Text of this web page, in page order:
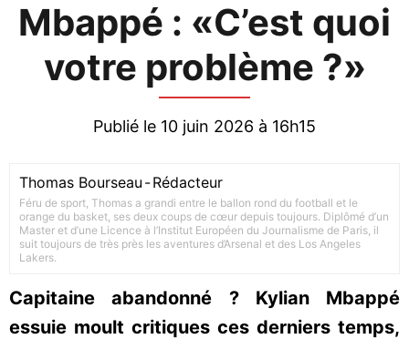
Mbappé : «C’est quoi
votre problème ?»
Publié le 10 juin 2026 à 16h15
Thomas Bourseau -Rédacteur
Féru de sport, Thomas a grandi entre le ballon rond du football et le
orange du basket, ses deux coups de cœur depuis toujours. Diplômé d’un
Master et d’une Licence à l’Institut Européen du Journalisme de Paris, il
suit toujours de très près les aventures d’Arsenal et des Los Angeles
Lakers.
Capitaine abandonné ? Kylian Mbappé
essuie moult critiques ces derniers temps,